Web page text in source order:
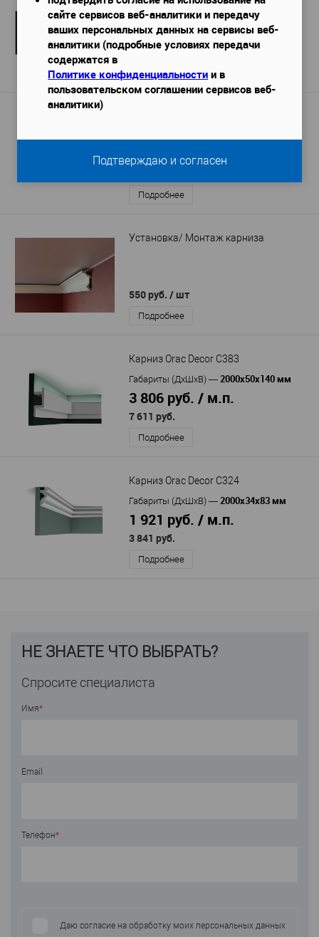
Габариты (ДхШхВ)—2000х49х49 мм
297 руб. / м.п.
593 руб.
Подробнее
7 070 руб. / м.п.
Подробнее
Установка/ Монтаж карниза
550 руб. / шт
Подробнее
Карниз Orac Decor С383
Габариты (ДхШхВ) — 2000х50х140 мм
3 806 руб. / м.п.
7 611 руб.
Подробнее
Карниз Orac Decor C324
Габариты (ДхШхВ) — 2000x34x83 мм
1 921 руб. / м.п.
3 841 руб.
Подробнее
НЕ ЗНАЕТЕ ЧТО ВЫБРАТЬ?
Спросите специалиста
Имя*
Email
Телефон*
Даю согласие на обработку моих персональных данных
сайте сервисов веб-аналитики и передачу
ваших персональных данных на сервисы веб-
аналитики (подробные условиях передачи
содержатся в
Политике конфиденциальности и в
пользовательском соглашении сервисов веб-
аналитики)
Подтверждаю и согласен